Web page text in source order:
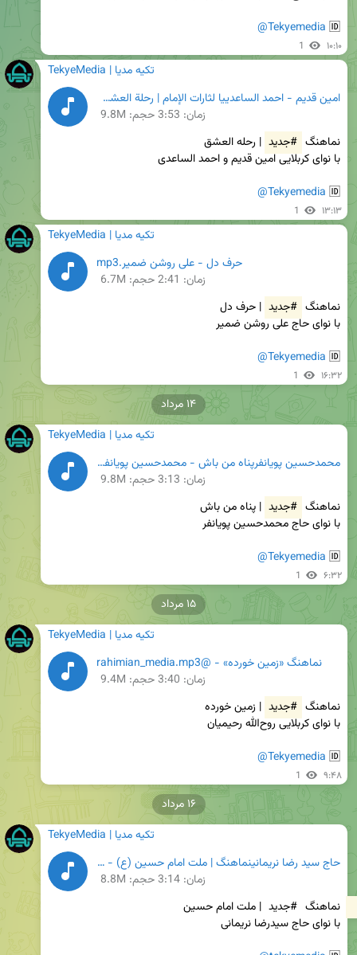
🆔
@Tekyemedia
1 ۱۰:۱۰
TekyeMedia | تکیه مدیا
امین قدیم - احمد الساعديیا لثارات الإمام | رحلة العشق - امین قدیم - احمد الساعدي.mp3
زمان: 3:53 حجم: 9.8M
نماهنگ #جدید
🆔
@Tekyemedia
1 ۱۳:۱۳
TekyeMedia | تکیه مدیا
حرف دل - علی روشن ضمیر.mp3
زمان: 2:41حجم: 6.7M
نماهنگ #جدید
🆔
@Tekyemedia
1 ۱۶:۳۲
TekyeMedia | تکیه مدیا
محمدحسین پویانفرپناه من باش - محمدحسین پویانفر.mp3
زمان: 3:13 حجم: 9.8M
نماهنگ #جدید
🆔
@Tekyemedia
1 ۶:۳۲
۱۴ مرداد
TekyeMedia | تکیه مدیا
نماهنگ «زمین خورده» - @rahimian_media.mp3
زمان: 3:40 حجم: 9.4M
نماهنگ #جدید
🆔
@Tekyemedia
1 ۹:۴۸
۱۵ مرداد
TekyeMedia | تکیه مدیا
حاج سید رضا نریمانینماهنگ | ملت امام حسین (ع) - حاج سید رضا نریمانی.mp3
زمان: 3:14 حجم: 8.8M
نماهنگ #جدید
۱۶ مرداد